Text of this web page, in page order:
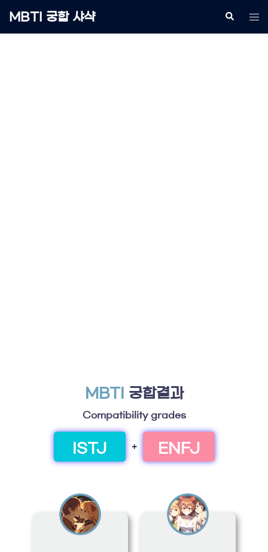
to
MBTI 궁합 샤샥 Search
MBTI 궁합결과
Compatibility grades
ISTJ + ENFJ